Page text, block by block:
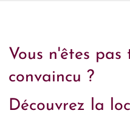
Vous n'êtes
convaincu ?
Découvrez la